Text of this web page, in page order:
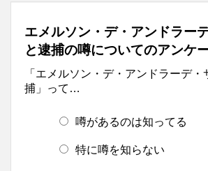
エメルソン・デ・アンドラー
と逮捕の噂についてのアンケ
「エメルソン・デ・アンドラーデ
捕」って…
噂があるのは知ってる
特に噂を知らない